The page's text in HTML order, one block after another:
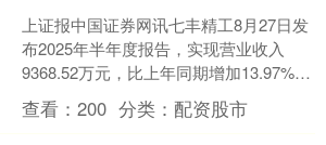
上证报中国证券网讯七丰精工8月27日发
布2025年半年度报告，实现营业收入
9368.52万元，比上年同期增加13.97%；
归属于上市公司股东的净利润2402.8....
查看：200 分类：配资股市